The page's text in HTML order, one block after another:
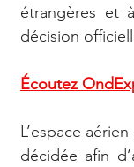
étrangères et
décision
Écoutez
L’espace
décidée afin